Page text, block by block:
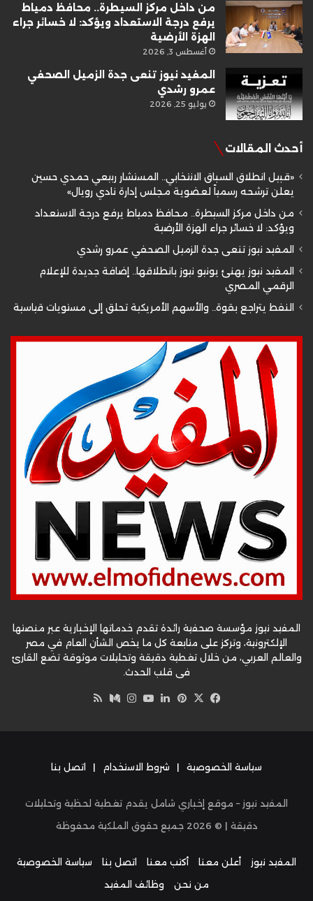
من داخل مركز السيطرة.. محافظ دمياط
يرفع درجة الاستعداد ويؤكد: لا خسائر جراء
الهزة الأرضية
أغسطس 3, 2026
المفيد نيوز تنعى جدة الزميل الصحفي
عمرو رشدي
يوليو 25, 2026
أحدث المقالات
«قبيل انطلاق السباق الانتخابي.. المستشار ربيعي حمدي حسين
يعلن ترشحه رسمياً لعضوية مجلس إدارة نادي رويال»
من داخل مركز السيطرة.. محافظ دمياط يرفع درجة الاستعداد
ويؤكد: لا خسائر جراء الهزة الأرضية
المفيد نيوز تنعى جدة الزميل الصحفي عمرو رشدي
المفيد نيوز يهنئ يونيو نيوز بانطلاقها.. إضافة جديدة للإعلام
الرقمي المصري
النفط يتراجع بقوة.. والأسهم الأمريكية تحلق إلى مستويات قياسية
المفيد نيوز مؤسسة صحفية رائدة تقدم خدماتها الإخبارية عبر منصتها
الإلكترونية، وتركز على متابعة كل ما يخص الشأن العام في مصر
والعالم العربي، من خلال تغطية دقيقة وتحليلات موثوقة تضع القارئ
في قلب الحدث.
فيسبوك
‫X بينتيريست
لينكدإن‫YouTube
انستقرام
وسط
سياسة الخصوصية | شروط الاستخدام | اتصل بنا
المفيد نيوز – موقع إخباري شامل يقدم تغطية لحظية وتحليلات
دقيقة | © 2026 جميع حقوق الملكية محفوظة
المفيد نيوز أعلن معنا أكتب معنا اتصل بنا
سياسة الخصوصية
من نحن
وظائف المفيد